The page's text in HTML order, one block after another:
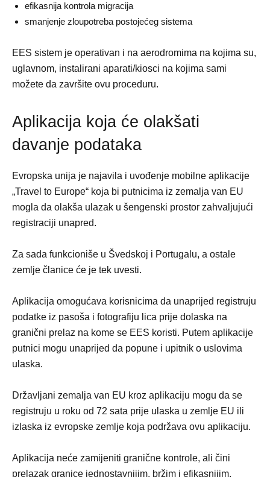
efikasnija kontrola migracija
smanjenje zloupotreba postojećeg sistema
EES sistem je operativan i na aerodromima na kojima su,
uglavnom, instalirani aparati/kiosci na kojima sami
možete da završite ovu proceduru.
Aplikacija koja će olakšati
davanje podataka
Evropska unija je najavila i uvođenje mobilne aplikacije
„Travel to Europe“ koja bi putnicima iz zemalja van EU
mogla da olakša ulazak u šengenski prostor zahvaljujući
registraciji unapred.
Za sada funkcioniše u Švedskoj i Portugalu, a ostale
zemlje članice će je tek uvesti.
Aplikacija omogućava korisnicima da unaprijed registruju
podatke iz pasoša i fotografiju lica prije dolaska na
granični prelaz na kome se EES koristi. Putem aplikacije
putnici mogu unaprijed da popune i upitnik o uslovima
ulaska.
Državljani zemalja van EU kroz aplikaciju mogu da se
registruju u roku od 72 sata prije ulaska u zemlje EU ili
izlaska iz evropske zemlje koja podržava ovu aplikaciju.
Aplikacija neće zamijeniti granične kontrole, ali čini
prelazak granice jednostavnijim, bržim i efikasnijim.